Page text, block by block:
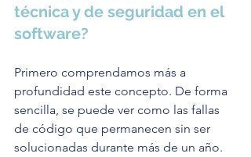
técnica y de seguridad en el
software?
Primero comprendamos más a
profundidad este concepto. De forma
sencilla, se puede ver como las fallas
de código que permanecen sin ser
solucionadas durante más de un año.